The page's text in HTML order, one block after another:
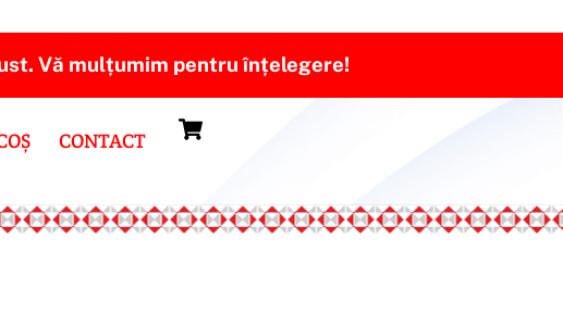
Vă mulțumim pentru înțelegere!
CONTACT